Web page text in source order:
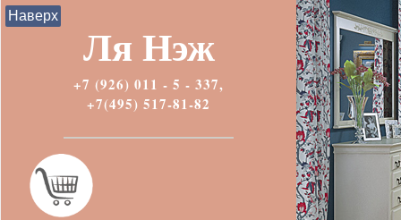
Ля Нэж
+7 (926) 011 - 5 - 337,
+7(495) 517-81-82
Наверх